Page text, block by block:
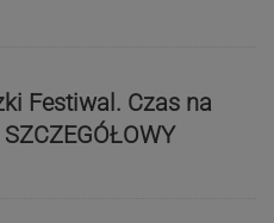
Festiwal. Czas na